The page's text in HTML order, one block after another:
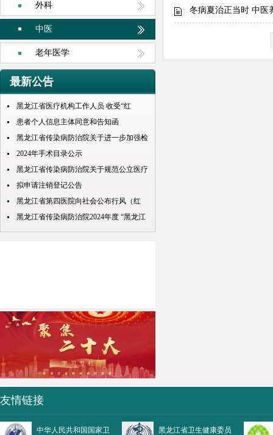
外科
中医
老年医学
最新公告
黑龙江省医疗机构工作人员 收受“红
包”处理规定
患者个人信息主体同意和告知函
黑龙江省传染病防治院关于进一步加强检
查检验结果互认项目的公示
2024年手术目录公示
黑龙江省传染病防治院关于规范公立医疗
机构预交金管理工作实施情况的通知
拟申请注销登记公告
黑龙江省第四医院向社会公布行风（红
包） 问题投诉举报电话
黑龙江省传染病防治院2024年度 “黑龙江
人才周”公开招聘 拟录取人员名单公示
冬病夏治正当时 中
友情链接
中华人民共和国国家卫
黑龙江省卫生健康委员